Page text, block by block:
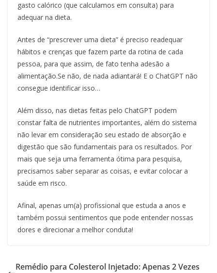
gasto calórico (que calculamos em consulta) para
adequar na dieta.
Antes de “prescrever uma dieta” é preciso readequar
hábitos e crenças que fazem parte da rotina de cada
pessoa, para que assim, de fato tenha adesão a
alimentação.Se não, de nada adiantará! E o ChatGPT não
consegue identificar isso…
Além disso, nas dietas feitas pelo ChatGPT podem
constar falta de nutrientes importantes, além do sistema
não levar em consideração seu estado de absorção e
digestão que são fundamentais para os resultados. Por
mais que seja uma ferramenta ótima para pesquisa,
precisamos saber separar as coisas, e evitar colocar a
saúde em risco.
Afinal, apenas um(a) profissional que estuda a anos e
também possui sentimentos que pode entender nossas
dores e direcionar a melhor conduta!
Remédio para Colesterol Injetado: Apenas 2 Vezes